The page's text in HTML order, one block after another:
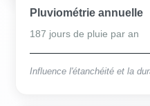
Pluviométrie annuelle
187 jours de pluie par an
Influence l'étanchéité et la